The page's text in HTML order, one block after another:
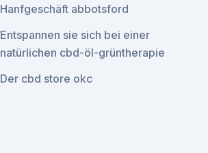
Hanfgeschäft abbotsford
Entspannen sie sich bei einer
natürlichen cbd-öl-grüntherapie
Der cbd store okc